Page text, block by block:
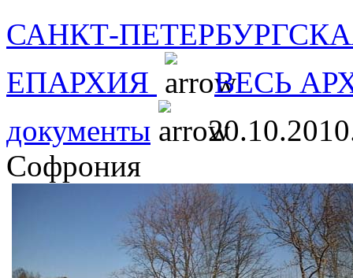
САНКТ-
ЕПАРХИЯ
ВЕСЬ
документы
Софрония